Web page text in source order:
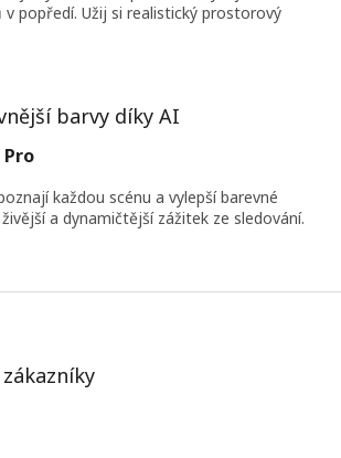
popředí. Užij si realistický prostorový
barvy díky AI
každou scénu a vylepší barevné
a dynamičtější zážitek ze sledování.